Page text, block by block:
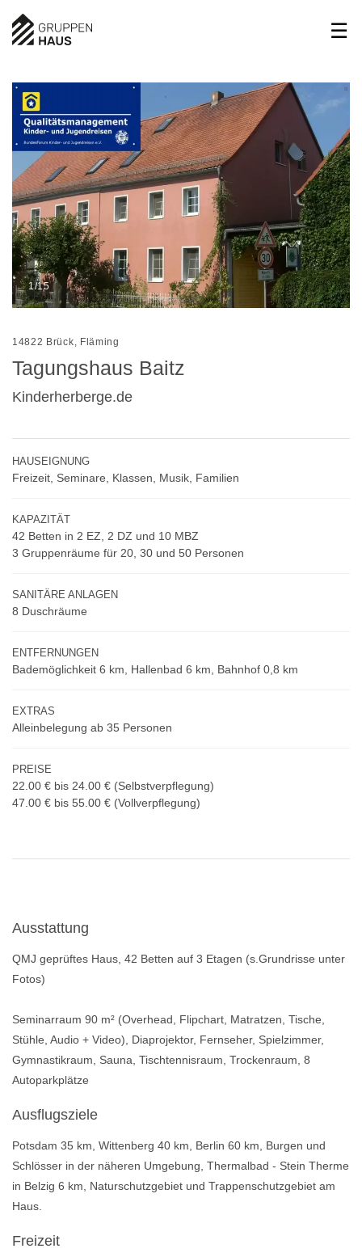
1/15
14822 Brück, Fläming
Tagungshaus Baitz
Kinderherberge.de
HAUSEIGNUNG
Freizeit, Seminare, Klassen, Musik, Familien
KAPAZITÄT
42 Betten in 2 EZ, 2 DZ und 10 MBZ
3 Gruppenräume für 20, 30 und 50 Personen
SANITÄRE ANLAGEN
8 Duschräume
ENTFERNUNGEN
Bademöglichkeit 6 km, Hallenbad 6 km, Bahnhof 0,8 km
EXTRAS
Alleinbelegung ab 35 Personen
PREISE
22.00 € bis 24.00 € (Selbstverpflegung)
47.00 € bis 55.00 € (Vollverpflegung)
Ausstattung
QMJ geprüftes Haus, 42 Betten auf 3 Etagen (s.Grundrisse unter
Fotos)
Seminarraum 90 m² (Overhead, Flipchart, Matratzen, Tische,
Stühle, Audio + Video), Diaprojektor, Fernseher, Spielzimmer,
Gymnastikraum, Sauna, Tischtennisraum, Trockenraum, 8
Autoparkplätze
Ausflugsziele
Potsdam 35 km, Wittenberg 40 km, Berlin 60 km, Burgen und
Schlösser in der näheren Umgebung, Thermalbad - Stein Therme
in Belzig 6 km, Naturschutzgebiet und Trappenschutzgebiet am
Haus.
Freizeit